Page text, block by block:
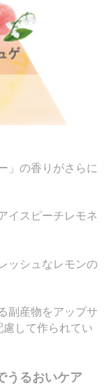
」の香りがさらに
イスピーチレモネ
ッシュなレモンの
副産物をアップサ
して作られてい
うるおいケア